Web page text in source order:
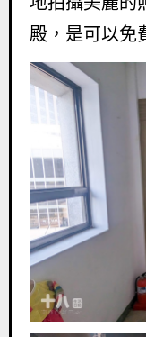
殿，是可以免